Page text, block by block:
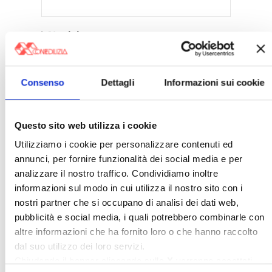
Consenso Dettagli Informazioni sui cookie
Questo sito web utilizza i cookie
Utilizziamo i cookie per personalizzare contenuti ed
annunci, per fornire funzionalità dei social media e per
analizzare il nostro traffico. Condividiamo inoltre
informazioni sul modo in cui utilizza il nostro sito con i
nostri partner che si occupano di analisi dei dati web,
pubblicità e social media, i quali potrebbero combinarle con
altre informazioni che ha fornito loro o che hanno raccolto
dal suo utilizzo dei loro servizi.
〉 Notizie
APPROFONDIMENTI
Rassegna Stampa Confedilizia
NEWSLETTER Confedilizia
〉 Confedilizia notizie